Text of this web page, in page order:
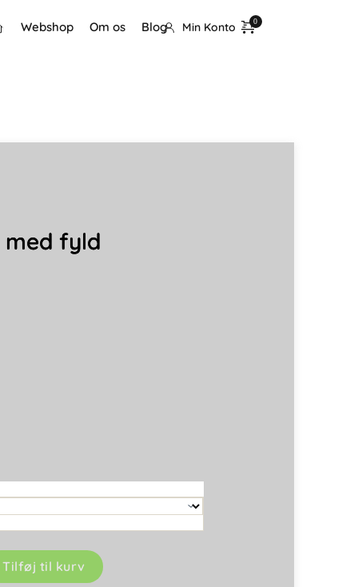
Webshop Om os Blog Min Konto
fyld
Tilføj til kurv